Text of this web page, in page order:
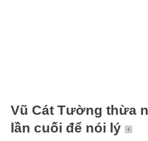
Vũ Cát Tường thừa
lần cuối để nói lý